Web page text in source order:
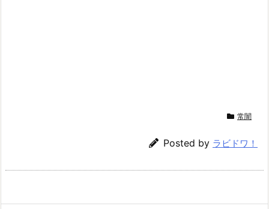
常闇
Posted by ラビドワ！